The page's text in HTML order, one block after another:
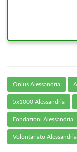
Onlus Alessandria
5x1000 Alessandria
Fondazioni Alessandria
Volontariato Alessandria